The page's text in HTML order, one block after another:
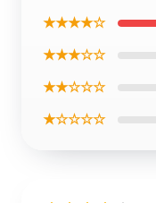
★★★★☆
★★★☆☆
★★☆☆☆
★☆☆☆☆